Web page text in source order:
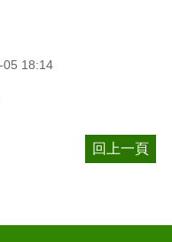
05 18:14
回上一頁